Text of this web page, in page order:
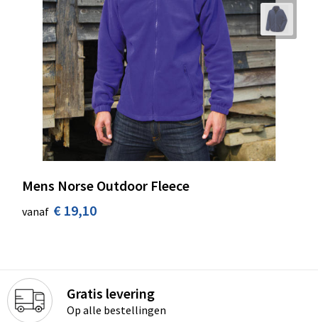
Mens Norse Outdoor Fleece
vanaf € 19,10
Gratis levering
Op alle bestellingen